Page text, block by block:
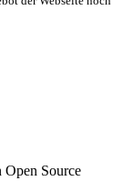
Open Source